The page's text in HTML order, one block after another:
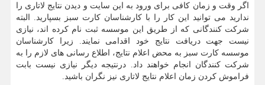
اگر وقت و زمان کافی برای ورود به این سایت و دیدن نتایج لاتاری را
ندارید می توانید این کار را با کارشناسان کارت سبز بسپارید. البته
شرکت کنندگانی که از طریق این موسسه ثبت نام کرده اند، نیازی
نیست جهت دریافت نتایج خود اقدامی نمایند. زیرا کارشناسان
موسسه کارت سبز به محض اعلام نتایج، اطلاع رسانی های لازم را به
شرکت کنندگان انجام خواهند داد. درنتیجه دیگر نیازی نیست بابت
فراموش کردن زمان اعلام نتایج لاتاری نیز نگران باشید.